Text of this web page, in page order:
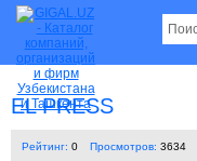
EL PRESS
Рейтинг: 0 Просмотров: 3634